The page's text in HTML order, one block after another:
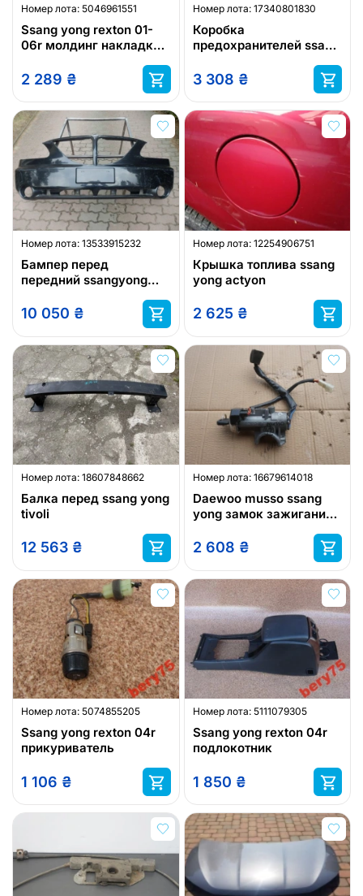
Номер лота: 5046961551
Ssang yong rexton 01-
06r молдинг накладка
2 289 ₴
Номер лота: 17340801830
Коробка
предохранителей ssang
3 308 ₴
Номер лота: 13533915232
Бампер перед
передний ssangyong
10 050 ₴
Номер лота: 12254906751
Крышка топлива ssang
yong actyon
2 625 ₴
Номер лота: 18607848662
Балка перед ssang yong
tivoli
12 563 ₴
Номер лота: 16679614018
Daewoo musso ssang
yong замок зажигания
2 608 ₴
Номер лота: 5074855205
Ssang yong rexton 04r
прикуриватель
1 106 ₴
Номер лота: 5111079305
Ssang yong rexton 04r
подлокотник
1 850 ₴